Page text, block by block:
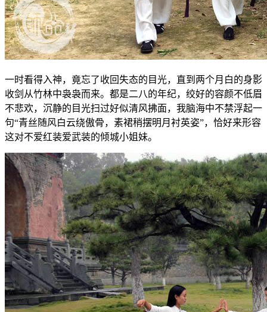
一时看得入神，竟忘了收回失态的目光，直到两个月白的身影
收剑从竹林中袅袅而来。都是二八的年纪，绞好的容颜不低眉
不悲欢，沉静的目光扫过好似清风拂面，我脑海中不禁浮起一
句“青丝随风白云绕傲骨，素裙稍摆明月衬英姿”，恰好来形容
这对不爱红装爱武装的倾城小姐妹。